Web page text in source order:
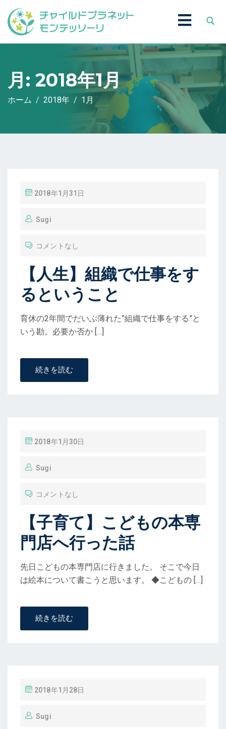
月: 2018年1月
ホーム 2018年 1月
投
2018年1月31日
Sugi
コメントなし
【人生】組織で仕事をす
るということ
育休の2年間でだいぶ薄れた”組織で仕事をする”と
いう勘。必要か否か […]
続きを読む
投
2018年1月30日
Sugi
コメントなし
【子育て】こどもの本専
門店へ行った話
先日こどもの本専門店に行きました。 そこで今日
は絵本について書こうと思います。 ◆こどもの […]
続きを読む
投
2018年1月28日
Sugi